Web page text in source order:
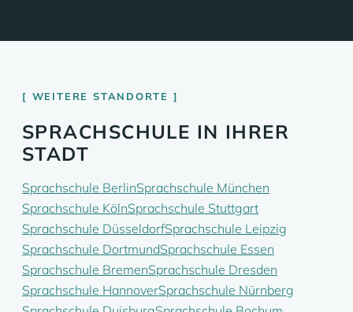
WEITERE STANDORTE
SPRACHSCHULE IN IHRER
STADT
Sprachschule BerlinSprachschule München
Sprachschule KölnSprachschule Stuttgart
Sprachschule DüsseldorfSprachschule Leipzig
Sprachschule DortmundSprachschule Essen
Sprachschule BremenSprachschule Dresden
Sprachschule HannoverSprachschule Nürnberg